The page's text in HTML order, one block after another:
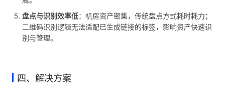
盘点与识别效率低：机房资产密集，传统盘点方式耗时耗力；
二维码识别逻辑无法适配已生成链接的标签，影响资产快速识
别与管理。
四、解决方案